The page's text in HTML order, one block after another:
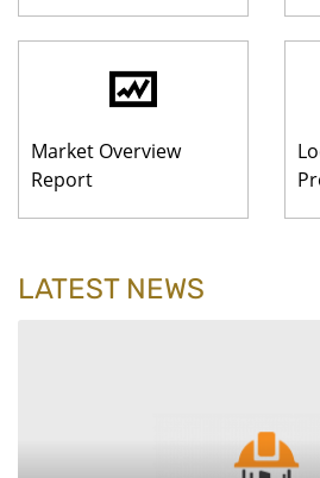
Market Overview
Report
LATEST NEWS